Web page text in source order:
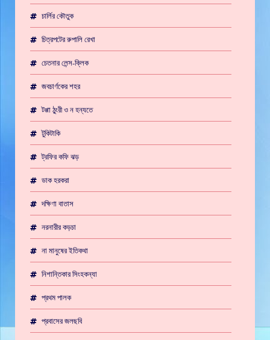
চার্লির কৌতুক
চিত্রপটের রুপালি রেখা
চেতনার লেন্স-ক্লিক
জবচার্ণকের শহর
টপ্পা ঠুংরী ও ন হন্যতে
টুকিটাকি
ট্রফির কফি ঝড়
ডাক হরকরা
দক্ষিণা বাতাস
নরনারীর কড়চা
না মানুষের ইতিকথা
নিশান্তিকার সিংহকন্যা
প্রথম পালক
প্রবাসের জলছবি